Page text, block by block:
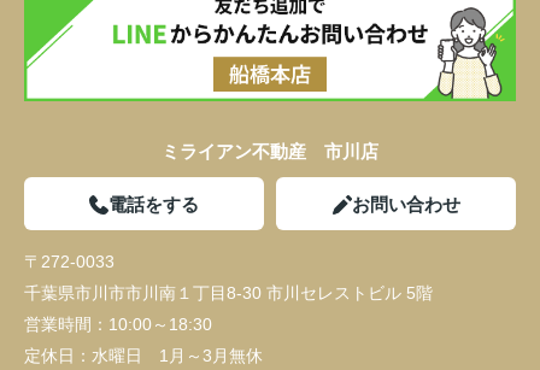
ミライアン不動産 市川店
電話をする お問い合わせ
〒272-0033
千葉県市川市市川南１丁目8-30 市川セレストビル 5階
営業時間： 10:00～18:30
定休日： 水曜日 1月～3月無休